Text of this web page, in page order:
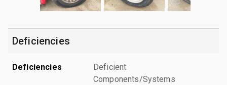
Deficiencies
Deficiencies
Deficient
Components/Systems